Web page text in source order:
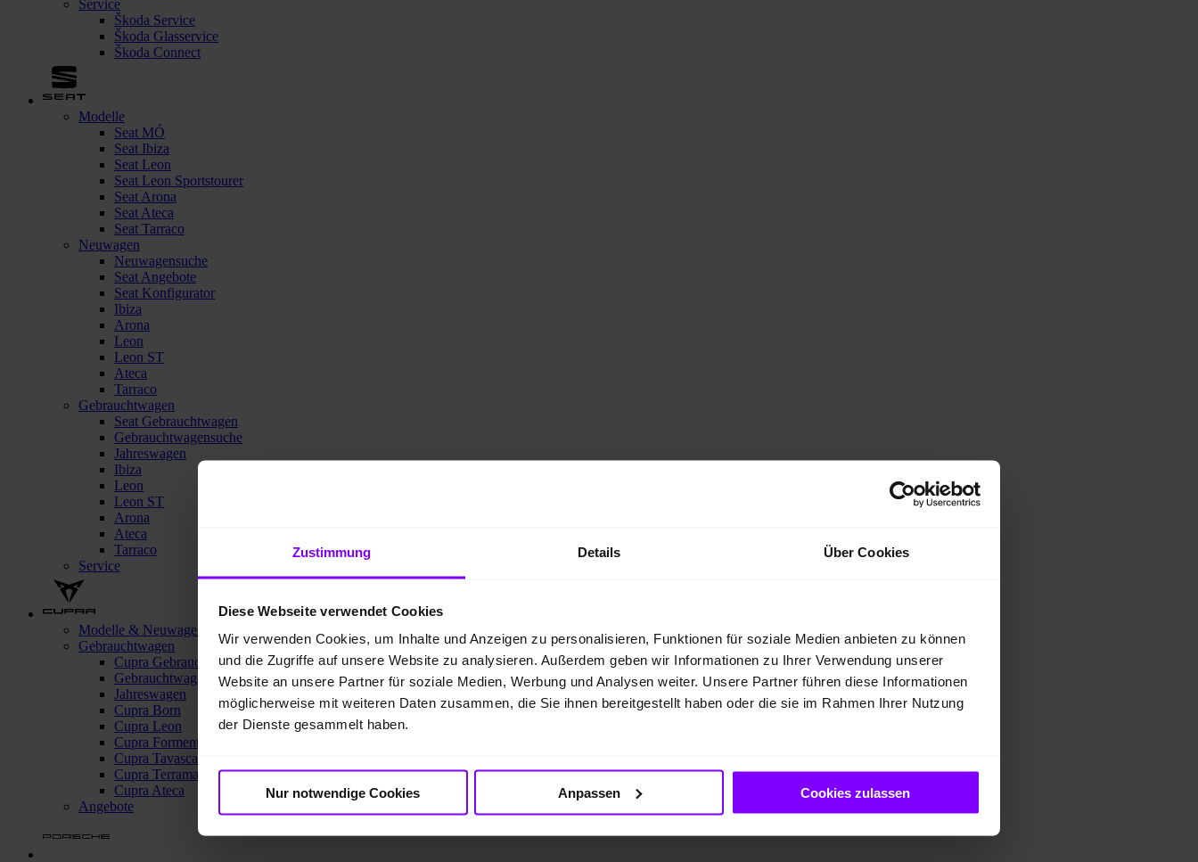
Zustimmung Details Über Cookies
Diese Webseite verwendet Cookies
Wir verwenden Cookies, um Inhalte und Anzeigen zu personalisieren, Funktionen für soziale Medien anbieten zu können
und die Zugriffe auf unsere Website zu analysieren. Außerdem geben wir Informationen zu Ihrer Verwendung unserer
Website an unsere Partner für soziale Medien, Werbung und Analysen weiter. Unsere Partner führen diese Informationen
möglicherweise mit weiteren Daten zusammen, die Sie ihnen bereitgestellt haben oder die sie im Rahmen Ihrer Nutzung
der Dienste gesammelt haben.
Nur notwendige Cookies Anpassen Cookies zulassen
Service
Škoda Service
Škoda Glasservice
Škoda Connect
Modelle
Seat MÓ
Seat Ibiza
Seat Leon
Seat Leon Sportstourer
Seat Arona
Seat Ateca
Seat Tarraco
Neuwagen
Neuwagensuche
Seat Angebote
Seat Konfigurator
Ibiza
Arona
Leon
Leon ST
Ateca
Tarraco
Gebrauchtwagen
Seat Gebrauchtwagen
Gebrauchtwagensuche
Jahreswagen
Ibiza
Leon
Leon ST
Arona
Ateca
Tarraco
Service
Modelle & Neuwagen
Gebrauchtwagen
Cupra Gebrauchtwagen
Gebrauchtwagensuche
Jahreswagen
Cupra Born
Cupra Leon
Cupra Formentor
Cupra Tavascan
Cupra Terramar
Cupra Ateca
Angebote